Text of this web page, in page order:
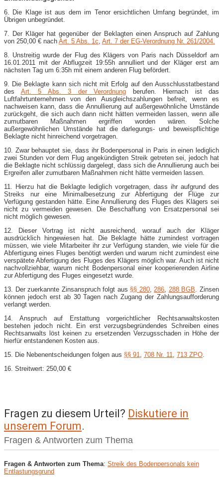
6. Die Klage ist aus dem im Tenor ersichtlichen Umfang begründet, im
Übrigen unbegründet.
7. Der Kläger hat gegenüber der Beklagten einen Anspruch auf Zahlung
von 250,00 € nach Art. 5 Abs. 1c Art. 7 der EG-Verordnung Nr. 261/2004.
8. Unstreitig wurde der Flug des Klägers von Paris nach Düsseldorf am
16.01.2011 mit der Abflugzeit 19:55h annulliert und der Kläger erst am
nächsten Tag um 6:35h mit einem anderen Flug befördert.
9. Die Beklagte kann sich nicht mit Erfolg auf den Ausschlusstatbestand
des Art. 5 Abs. 3 der Verordnung berufen. Hiernach ist das
Luftfahrtunternehmen von den Ausgleichszahlungen befreit, wenn es
nachweisen kann, dass die Annullierung auf außergewöhnliche Umstände
zurückgeht, die sich auch dann nicht hätten vermeiden lassen, wenn alle
zumutbaren Maßnahmen ergriffen worden wären. Solche
außergewöhnlichen Umstände hat die darlegungs- und beweispflichtige
Beklagte nicht hinreichend vorgetragen.
10. Zwar behauptet sie, dass ihr Bodenpersonal in Paris in einen lediglich
zwei Stunden vor dem Flug angekündigten Streik getreten sei, jedoch hat
die Beklagte nicht schlüssig dargelegt, dass sich die Annullierung auch bei
Ergreifen aller zumutbaren Maßnahmen nicht hätte vermeiden lassen.
11. Hierzu hat die Beklagte lediglich vorgetragen, dass ihr aufgrund des
Streiks nur eine Minimalbesetzung zur Abfertigung der Flüge zur
Verfügung gestanden hätte. Eine Annullierung des Fluges des Klägers sei
nicht zu vermeiden gewesen. Die Beschaffung von Ersatzpersonal sei
nicht möglich gewesen.
12. Dieser Vortrag ist nicht ausreichend, worauf auch der Kläger
ausdrücklich hingewiesen hat. Die Beklagte hätte zumindest vortragen
müssen, wie viele Mitarbeiter ihr zur Verfügung standen, wie viele für die
Abfertigung eines Fluges benötigt werden und warum nicht zumindest eine
verspätete Abfertigung des Fluges des Klägers möglich war. Auch ist nicht
nachvollziehbar, warum nicht Bodenpersonal einer kooperierenden Airline
zur Abfertigung des Fluges eingesetzt wurde.
13. Der zuerkannte Zinsanspruch folgt aus §§ 280, 286 288 BGB . Zinsen
können jedoch erst ab 30 Tagen nach Zugang der Zahlungsaufforderung
verlangt werden.
14. Anspruch auf Erstattung vorgerichtlicher Rechtsanwaltskosten
bestehen jedoch nicht. Ein erst verzugsbegründendes Schreiben eines
Rechtsanwalts löst keinen zu ersetzenden Verzugsschaden in Höhe der
hierfür entstandenen Kosten aus.
15. Die Nebenentscheidungen folgen aus §§ 91 708 Nr. 11 713 ZPO
16. Streitwert: 250,00 €
Fragen zu diesem Urteil? Diskutiere in
unserem Forum.
Fragen & Antworten zum Thema
Fragen & Antworten zum Thema: Streik des Bodenpersonals kein
Entlastungsgrund